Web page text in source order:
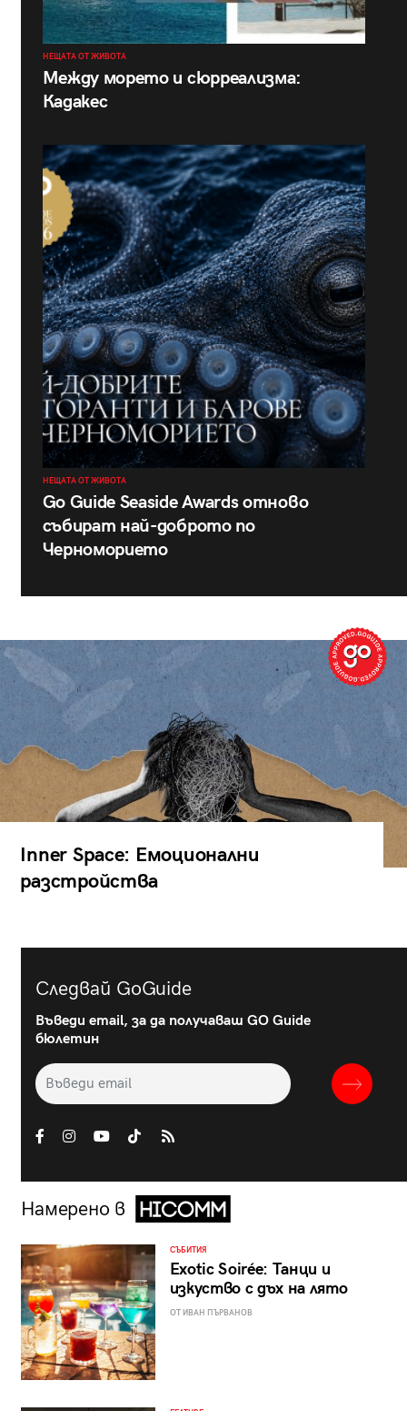
НЕЩАТА ОТ ЖИВОТА
Между морето и сюрреализма:
Кадакес
НЕЩАТА ОТ ЖИВОТА
Go Guide Seaside Awards отново
събират най-доброто по
Черноморието
Inner Space: Емоционални
разстройства
Следвай GoGuide
Въведи email, за да получаваш GO Guide
бюлетин
Намерено в
СЪБИТИЯ
Exotic Soirée: Танци и
изкуство с дъх на лято
ОТ ИВАН ПЪРВАНОВ